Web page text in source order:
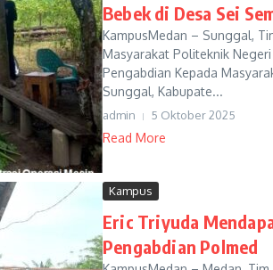
Bebek di Desa Sei
KampusMedan – Sunggal,
Masyarakat Politeknik
Pengabdian Kepada
Sunggal, Kabupate...
admin 5 Oktober 2025
Read More
Kampus
Eric Triyuda
Pengabdian Polmed